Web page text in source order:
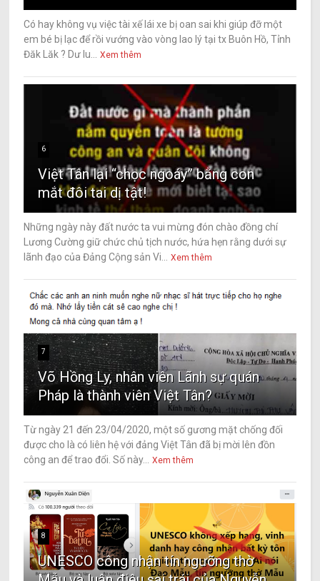
Có hay không vụ việc tài xế lái xe bị oan sai khi giúp đỡ một
em bé bị lạc để rồi vướng vào vòng lao lý tại tx Buôn Hồ, Tỉnh
Đăk Lăk ? Dư lu...
Xem thêm
6
Việt Tân lại “chọc ngoáy” bằng con
mắt đôi tai dị tật!
Những ngày này đất nước ta vui mừng đón chào đồng chí
Lương Cường giữ chức chủ tịch nước, hứa hẹn rằng dưới sự
lãnh đạo của Đảng Cộng sản Vi...
Xem thêm
7
Võ Hồng Ly, nhân viên Lãnh sự quán
Pháp là thành viên Việt Tân?
Từ ngày 21 đến 23/04/2020, một số gương mặt chống đối
được cho là có liên hệ với đảng Việt Tân đã bị mời lên đồn
công an để trao đổi. Số này...
Xem thêm
8
UNESCO công nhận tín ngưỡng thờ